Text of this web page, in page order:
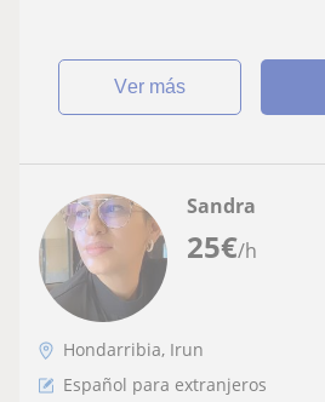
ver más
25€/h
Sandra
Hondarribia, Irun
Español para extranjeros